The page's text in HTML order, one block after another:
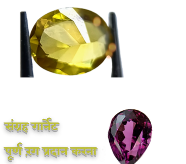
संग्रह गार्नेट
पूर्ण रंग प्रदान करना